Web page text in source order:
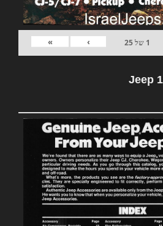
1 של25
›
»